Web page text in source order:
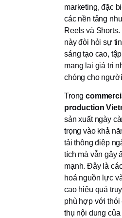
marketing, đặc
các nền tảng
Reels và
này đòi hỏi sự
sáng tạo cao,
mang lại giá trị
chóng cho
Trong
production
sản xuất ngày
trọng vào khả
tải thông điệp
tích mà vẫn gây
mạnh. Đây là
hoá nguồn lực
cao hiệu quả
phù hợp với thói
thụ nội dung của